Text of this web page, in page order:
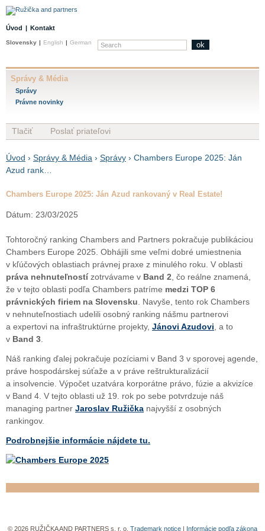
Úvod | Kontakt
Slovensky | English | German ok
Správy & Média
Správy
Právne novinky
Tlačiť Poslať priateľovi
Úvod › Správy & Média › Správy › Chambers Europe 2025: Ján
Azud rank…
Chambers Europe 2025: Ján Azud rankovaný v Real Estate!
Dátum: 23/03/2025
Tohtoročný ranking Chambers and Partners pokračuje publikáciou
Chambers Europe 2025. Obhájili sme veľmi dobré umiestnenia
v kľúčových oblastiach právnej praxe z minulého roku. V oblasti
práva nehnuteľnostízotrvávame v Band 2 , čo reálne znamená,
že v tejto oblasti podľa Chambers patríme medzi TOP 6
právnických firiem na Slovensku . Navyše, tento rok Chambers
v nehnuteľnostiach udelili osobný ranking nášmu partnerovi
a expertovi na infraštruktúrne projekty, Jánovi Azudovi , a to
v Band 3
Náš ranking ďalej pokračuje pozíciami v Band 3 v sporovej agende,
práve hospodárskej súťaže a v práve reštrukturalizácií
a insolvencie. Výpočet uzatvára korporátne právo, fúzie a akvizíce
v Band 4. V tejto oblasti už 19. rok po sebe potvrdzuje náš
managing partner Jaroslav Ružička najvyšší z osobných
rankingov.
Podrobnejšie informácie nájdete tu.
© 2026 RUŽIČKA AND PARTNERS s. r. o. Trademark notice | Informácie podľa zákona